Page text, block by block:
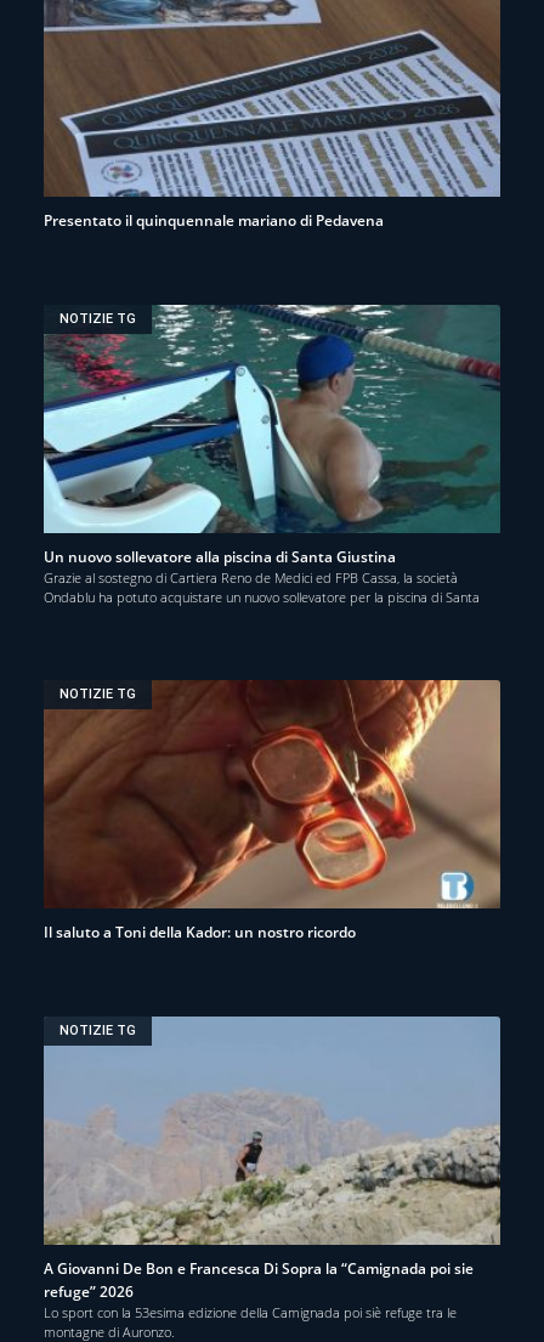
Presentato il quinquennale mariano di Pedavena
NOTIZIE TG
Un nuovo sollevatore alla piscina di Santa Giustina
Grazie al sostegno di Cartiera Reno de Medici ed FPB Cassa, la società
Ondablu ha potuto acquistare un nuovo sollevatore per la piscina di Santa
NOTIZIE TG
Il saluto a Toni della Kador: un nostro ricordo
NOTIZIE TG
A Giovanni De Bon e Francesca Di Sopra la “Camignada poi sie
refuge” 2026
Lo sport con la 53esima edizione della Camignada poi siè refuge tra le
montagne di Auronzo.